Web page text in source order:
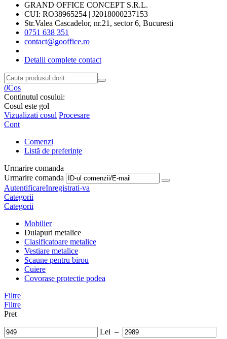
GRAND OFFICE CONCEPT S.R.L.
CUI: RO38965254 | J2018000237153
Str.Valea Cascadelor, nr.21, sector 6, Bucuresti
0751 638 351
contact@gooffice.ro
Detalii complete contact
0Cos
Continutul cosului:
Cosul este gol
Vizualizati cosul Procesare
Cont
Comenzi
Listă de preferințe
Urmarire comanda
Urmarire comanda
AutentificareInregistrati-va
Categorii
Categorii
Mobilier
Dulapuri metalice
Clasificatoare metalice
Vestiare metalice
Scaune pentru birou
Cuiere
Covorase protectie podea
Filtre
Filtre
Pret
Lei –